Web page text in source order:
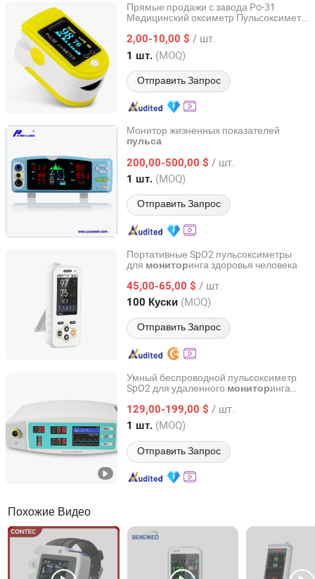
Прямые продажи с завода Po-31
Медицинский оксиметр Пульсоксиметр
2,00-10,00 $ / шт.
1 шт. (MOQ)
Отправить Запрос
Nanjing Greenlife Medical Equipment Co., Ltd.
Jiangsu, China с 2024
Монитор жизненных показателей
пульса
200,00-500,00 $ / шт.
1 шт. (MOQ)
Отправить Запрос
Nanjing Poweam Medical Co., Ltd.
Jiangsu, China с 2015
Портативные SpO2 пульсоксиметры
для мониторинга здоровья человека
45,00-65,00 $ / шт.
100 Куски (MOQ)
Отправить Запрос
Shenzhen Yimi Life Technology Co., Ltd.
Guangdong, China с 2020
Умный беспроводной пульсоксиметр
SpO2 для удаленного мониторинга
129,00-199,00 $ / шт.
1 шт. (MOQ)
Отправить Запрос
Guopeng Global Healthcare Management (Chengdu) Co.,
Ltd.
Sichuan, China с 2025
Похожие Видео